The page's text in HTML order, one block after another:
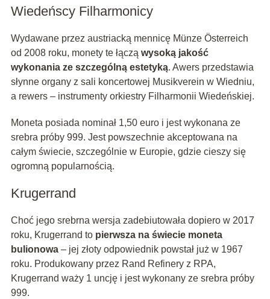
Wiedeńscy Filharmonicy
Wydawane przez austriacką mennicę Münze Österreich
od 2008 roku, monety te łączą wysoką jakość
wykonania ze szczególną estetyką. Awers przedstawia
słynne organy z sali koncertowej Musikverein w Wiedniu,
a rewers – instrumenty orkiestry Filharmonii Wiedeńskiej.
Moneta posiada nominał 1,50 euro i jest wykonana ze
srebra próby 999. Jest powszechnie akceptowana na
całym świecie, szczególnie w Europie, gdzie cieszy się
ogromną popularnością.
Krugerrand
Choć jego srebrna wersja zadebiutowała dopiero w 2017
roku, Krugerrand to pierwsza na świecie moneta
bulionowa– jej złoty odpowiednik powstał już w 1967
roku. Produkowany przez Rand Refinery z RPA,
Krugerrand waży 1 uncję i jest wykonany ze srebra próby
999.